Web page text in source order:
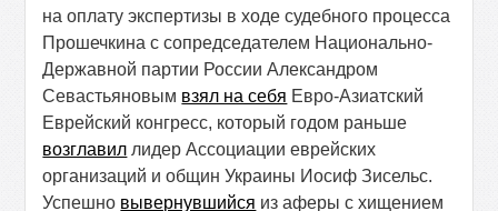
на оплату экспертизы в ходе судебного процесса
Прошечкина с сопредседателем Национально-
Державной партии России Александром
Севастьяновым взял на себя Евро-Азиатский
Еврейский конгресс, который годом раньше
возглавил лидер Ассоциации еврейских
организаций и общин Украины Иосиф Зисельс.
Успешно вывернувшийся из аферы с хищением